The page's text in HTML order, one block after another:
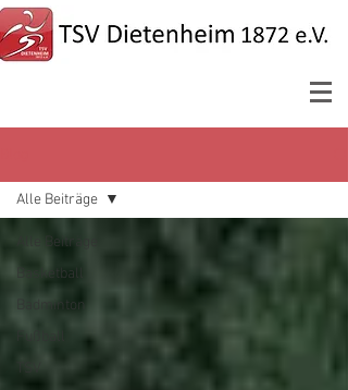
Alle Beiträge
Basketball
Badminton
Alle Beiträge